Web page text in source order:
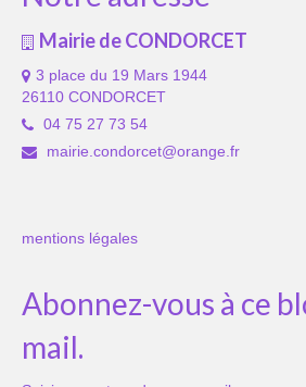
Mairie de CONDORCET
3 place du 19 Mars 1944
26110 CONDORCET
04 75 27 73 54
mairie.condorcet@orange.fr
mentions légales
Abonnez-vous à ce
mail.